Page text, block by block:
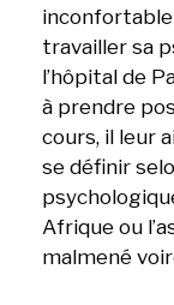
travailler sa
l’hôpital de
à prendre
cours, il leur
se définir
Afrique ou
malmené